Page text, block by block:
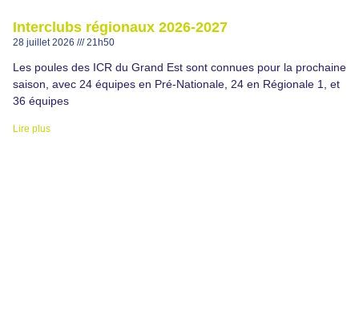
Interclubs régionaux 2026-2027
28 juillet 2026 21h50
Les poules des ICR du Grand Est sont connues pour la prochaine
saison, avec 24 équipes en Pré-Nationale, 24 en Régionale 1, et
36 équipes
Lire plus